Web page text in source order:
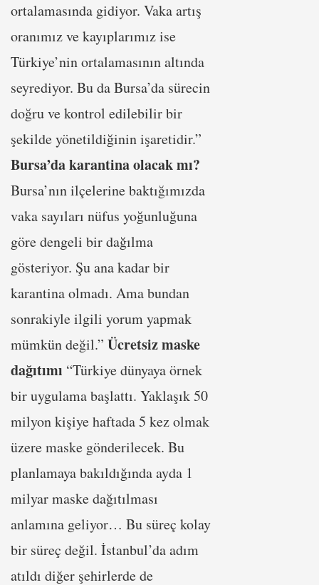
ortalamasında gidiyor. Vaka artış
oranımız ve kayıplarımız ise
Türkiye’nin ortalamasının altında
seyrediyor. Bu da Bursa’da sürecin
doğru ve kontrol edilebilir bir
şekilde yönetildiğinin işaretidir.”
Bursa’da karantina olacak mı?
Bursa’nın ilçelerine baktığımızda
vaka sayıları nüfus yoğunluğuna
göre dengeli bir dağılma
gösteriyor. Şu ana kadar bir
karantina olmadı. Ama bundan
sonrakiyle ilgili yorum yapmak
mümkün değil.” Ücretsiz maske
dağıtımı “Türkiye dünyaya örnek
bir uygulama başlattı. Yaklaşık 50
milyon kişiye haftada 5 kez olmak
üzere maske gönderilecek. Bu
planlamaya bakıldığında ayda 1
milyar maske dağıtılması
anlamına geliyor… Bu süreç kolay
bir süreç değil. İstanbul’da adım
atıldı diğer şehirlerde de